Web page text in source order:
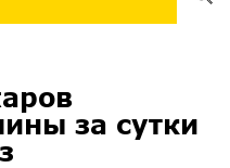
за сутки